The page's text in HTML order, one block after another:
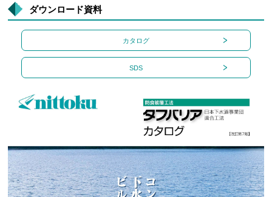
ダウンロード資料
カタログ
SDS